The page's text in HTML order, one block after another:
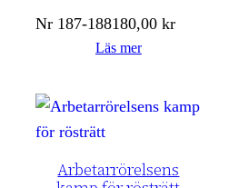
Nr 187-188180,00kr
Läs mer
Arbetarrörelsens